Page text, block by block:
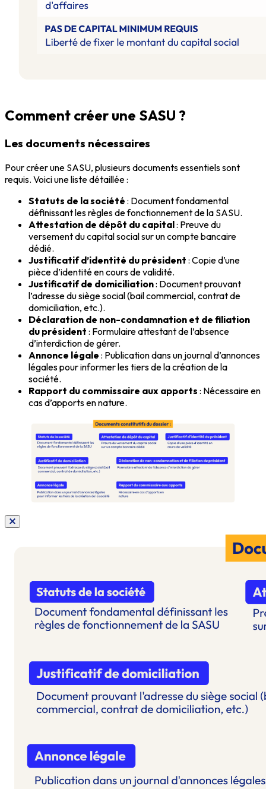
Comment créer une SASU ?
Les documents nécessaires
Pour créer une SASU, plusieurs documents essentiels sont
requis. Voici une liste détaillée :
Statuts de la société : Document fondamental
définissant les règles de fonctionnement de la SASU.
Attestation de dépôt du capital: Preuve du
versement du capital social sur un compte bancaire
dédié.
Justificatif d’identité du président : Copie d’une
pièce d’identité en cours de validité.
Justificatif de domiciliation: Document prouvant
l’adresse du siège social (bail commercial, contrat de
domiciliation, etc.).
Déclaration de non-condamnation et de filiation
du président : Formulaire attestant de l’absence
d’interdiction de gérer.
Annonce légale : Publication dans un journal d’annonces
légales pour informer les tiers de la création de la
société.
Rapport du commissaire aux apports : Nécessaire en
cas d’apports en nature.